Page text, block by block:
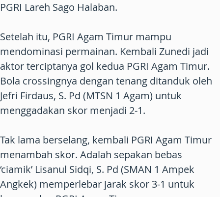
PGRI Lareh Sago Halaban.
Setelah itu, PGRI Agam Timur mampu
mendominasi permainan. Kembali Zunedi jadi
aktor terciptanya gol kedua PGRI Agam Timur.
Bola crossingnya dengan tenang ditanduk oleh
Jefri Firdaus, S. Pd (MTSN 1 Agam) untuk
menggadakan skor menjadi 2-1.
Tak lama berselang, kembali PGRI Agam Timur
menambah skor. Adalah sepakan bebas
‘ciamik’ Lisanul Sidqi, S. Pd (SMAN 1 Ampek
Angkek) memperlebar jarak skor 3-1 untuk